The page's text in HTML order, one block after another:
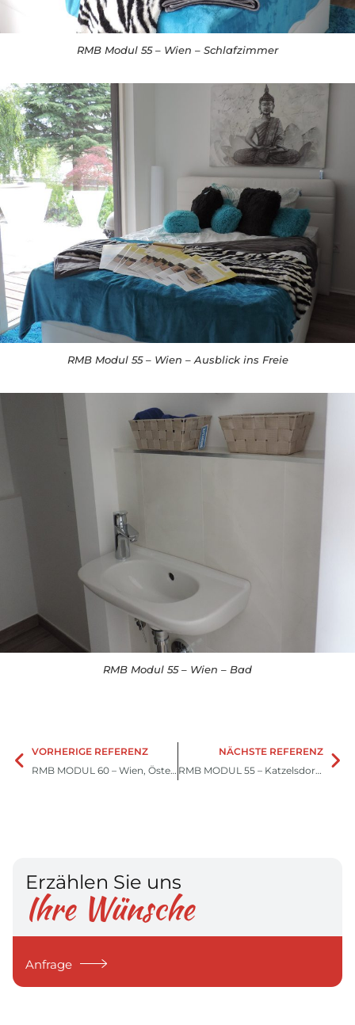
RMB Modul 55 – Wien – Schlafzimmer
RMB Modul 55 – Wien – Ausblick ins Freie
RMB Modul 55 – Wien – Bad
VORHERIGE REFERENZ
RMB MODUL 60 – Wien, Österreich
NÄCHSTE REFERENZ
RMB MODUL 55 – Katzelsdorf – Tulln, Österreich
Erzählen Sie uns
Ihre Wünsche
Anfrage